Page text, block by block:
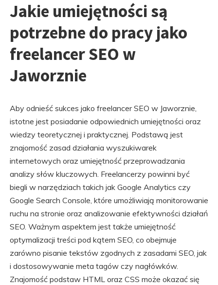
Jakie umiejętności są
potrzebne do pracy jako
freelancer SEO w
Jaworznie
Aby odnieść sukces jako freelancer SEO w Jaworznie,
istotne jest posiadanie odpowiednich umiejętności oraz
wiedzy teoretycznej i praktycznej. Podstawą jest
znajomość zasad działania wyszukiwarek
internetowych oraz umiejętność przeprowadzania
analizy słów kluczowych. Freelancerzy powinni być
biegli w narzędziach takich jak Google Analytics czy
Google Search Console, które umożliwiają monitorowanie
ruchu na stronie oraz analizowanie efektywności działań
SEO. Ważnym aspektem jest także umiejętność
optymalizacji treści pod kątem SEO, co obejmuje
zarówno pisanie tekstów zgodnych z zasadami SEO, jak
i dostosowywanie meta tagów czy nagłówków.
Znajomość podstaw HTML oraz CSS może okazać się